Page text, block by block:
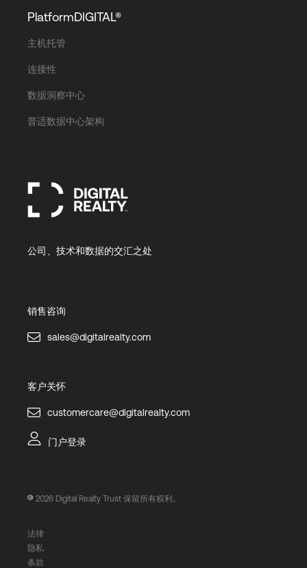
PlatformDIGITAL®
主机托管
连接性
数据洞察中心
普适数据中心架构
公司、技术和数据的交汇之处
销售咨询
sales@digitalrealty.com
客户关怀
customercare@digitalrealty.com
门户登录
2026 Digital Realty Trust 保留所有权利。
法律
隐私
条款